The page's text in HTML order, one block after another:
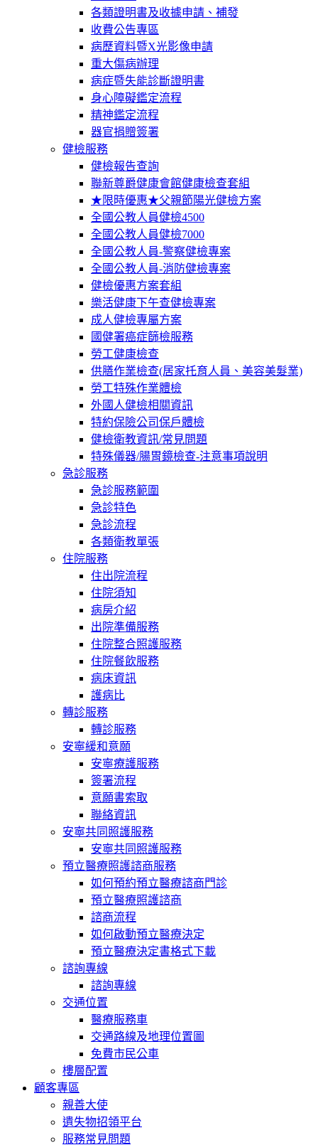
各類證明書及收據申請、補發
收費公告專區
病歷資料暨X光影像申請
重大傷病辦理
病症暨失能診斷證明書
身心障礙鑑定流程
精神鑑定流程
器官捐贈簽署
健檢服務
健檢報告查詢
聯新尊爵健康會館健康檢查套組
★限時優惠★父親節陽光健檢方案
全國公教人員健檢4500
全國公教人員健檢7000
全國公教人員-警察健檢專案
全國公教人員-消防健檢專案
健檢優惠方案套組
樂活健康下午查健檢專案
成人健檢專屬方案
國健署癌症篩檢服務
勞工健康檢查
供膳作業檢查(居家托育人員、美容美髮業)
勞工特殊作業體檢
外國人健檢相關資訊
特約保險公司保戶體檢
健檢衛教資訊/常見問題
特殊儀器/腸胃鏡檢查-注意事項說明
急診服務
急診服務範圍
急診特色
急診流程
各類衛教單張
住院服務
住出院流程
住院須知
病房介紹
出院準備服務
住院整合照護服務
住院餐飲服務
病床資訊
護病比
轉診服務
轉診服務
安寧緩和意願
安寧療護服務
簽署流程
意願書索取
聯絡資訊
安寧共同照護服務
安寧共同照護服務
預立醫療照護諮商服務
如何預約預立醫療諮商門診
預立醫療照護諮商
諮商流程
如何啟動預立醫療決定
預立醫療決定書格式下載
諮詢專線
諮詢專線
交通位置
醫療服務車
交通路線及地理位置圖
免費市民公車
樓層配置
顧客專區
親善大使
遺失物招領平台
服務常見問題